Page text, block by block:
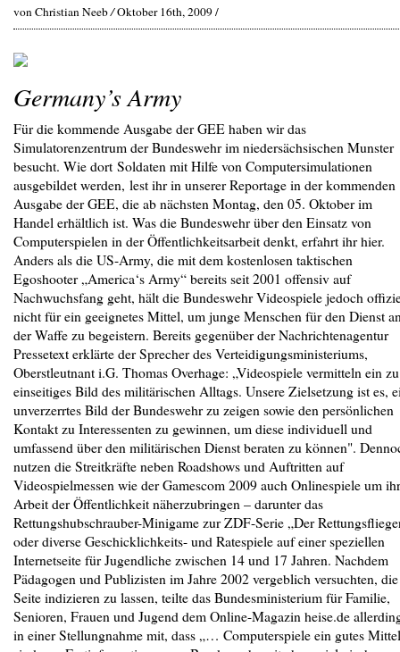
von Christian Neeb/Oktober 16th, 2009 /
Germany’s Army
Für die kommende Ausgabe der GEE haben wir das
Simulatorenzentrum der Bundeswehr im niedersächsischen Munster
besucht. Wie dort Soldaten mit Hilfe von Computersimulationen
ausgebildet werden, lest ihr in unserer Reportage in der kommenden
Ausgabe der GEE, die ab nächsten Montag, den 05. Oktober im
Handel erhältlich ist. Was die Bundeswehr über den Einsatz von
Computerspielen in der Öffentlichkeitsarbeit denkt, erfahrt ihr hier.
Anders als die US-Army, die mit dem kostenlosen taktischen
Egoshooter „America‘s Army“ bereits seit 2001 offensiv auf
Nachwuchsfang geht, hält die Bundeswehr Videospiele jedoch
nicht für ein geeignetes Mittel, um junge Menschen für den Dienst
der Waffe zu begeistern. Bereits gegenüber der Nachrichtenagentur
Pressetext erklärte der Sprecher des Verteidigungsministeriums,
Oberstleutnant i.G. Thomas Overhage: „Videospiele vermitteln ein zu
einseitiges Bild des militärischen Alltags. Unsere Zielsetzung ist es,
unverzerrtes Bild der Bundeswehr zu zeigen sowie den persönlichen
Kontakt zu Interessenten zu gewinnen, um diese individuell und
umfassend über den militärischen Dienst beraten zu können".
nutzen die Streitkräfte neben Roadshows und Auftritten auf
Videospielmessen wie der Gamescom 2009 auch Onlinespiele um
Arbeit der Öffentlichkeit näherzubringen – darunter das
Rettungshubschrauber-Minigame zur ZDF-Serie „Der
oder diverse Geschicklichkeits- und Ratespiele auf einer speziellen
Internetseite für Jugendliche zwischen 14 und 17 Jahren. Nachdem
Pädagogen und Publizisten im Jahre 2002 vergeblich versuchten, die
Seite indizieren zu lassen, teilte das Bundesministerium für Familie,
Senioren, Frauen und Jugend dem Online-Magazin heise.de
in einer Stellungnahme mit, dass „… Computerspiele ein gutes Mittel